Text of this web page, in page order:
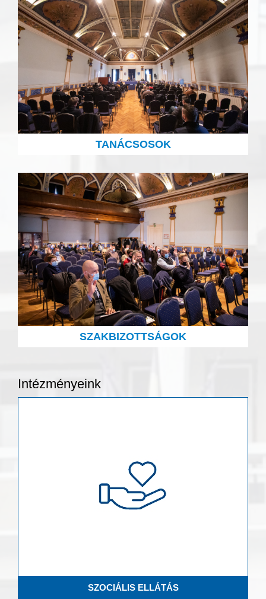
TANÁCSOSOK
SZAKBIZOTTSÁGOK
Intézményeink
SZOCIÁLIS ELLÁTÁS